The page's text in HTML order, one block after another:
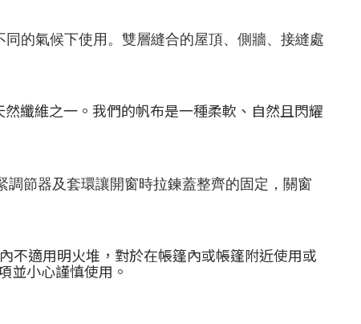
的氣候下使用。雙層縫合的屋頂、側牆、接縫處
纖維之一。我們的帆布是一種柔軟、自然且閃耀
節器及套環讓開窗時拉鍊蓋整齊的固定，關窗
不適用明火堆，對於在帳篷內或帳篷附近使用或
並小心謹慎使用。